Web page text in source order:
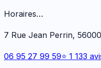
Horaires…
7 Rue Jean Perrin,
06 95 27 99 59⭐ 1 133